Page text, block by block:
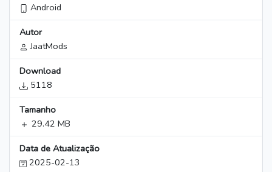
Android
Autor
JaatMods
Download
5118
Tamanho
29.42 MB
Data de Atualização
2025-02-13